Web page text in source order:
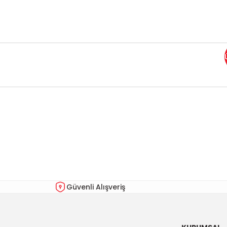
Ürün fiyatı diğer sitelerden daha pahalı.
Güvenli Alışveriş